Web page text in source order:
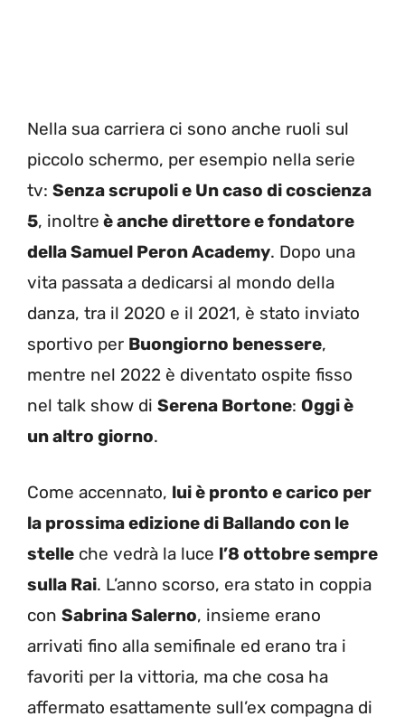
Nella sua carriera ci sono anche ruoli sul
piccolo schermo, per esempio nella serie
tv: Senza scrupoli e Un caso di coscienza
5, inoltre è anche direttore e fondatore
della Samuel Peron Academy. Dopo una
vita passata a dedicarsi al mondo della
danza, tra il 2020 e il 2021, è stato inviato
sportivo per Buongiorno benessere,
mentre nel 2022 è diventato ospite fisso
nel talk show di Serena Bortone: Oggi è
un altro giorno.
Come accennato, lui è pronto e carico per
la prossima edizione di Ballando con le
stelle che vedrà la luce l’8 ottobre sempre
sulla Rai. L’anno scorso, era stato in coppia
con Sabrina Salerno, insieme erano
arrivati fino alla semifinale ed erano tra i
favoriti per la vittoria, ma che cosa ha
affermato esattamente sull’ex compagna di